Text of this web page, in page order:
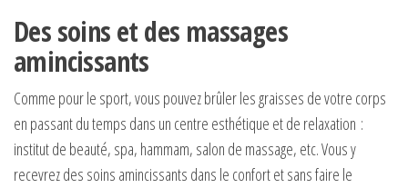
Des soins et des massages
amincissants
Comme pour le sport, vous pouvez brûler les graisses de votre corps
en passant du temps dans un centre esthétique et de relaxation :
institut de beauté, spa, hammam, salon de massage, etc. Vous y
recevrez des soins amincissants dans le confort et sans faire le